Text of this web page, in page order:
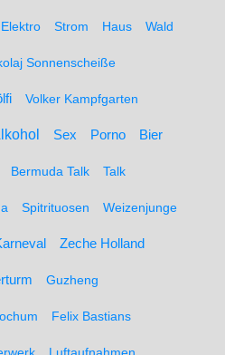
Elektro Strom Haus Wald
Sonnenscheiße
Volker Kampfgarten
Sex Porno Bier
Bermuda Talk Talk
Spitrituosen Weizenjunge
Zeche Holland
Guzheng
Felix Bastians